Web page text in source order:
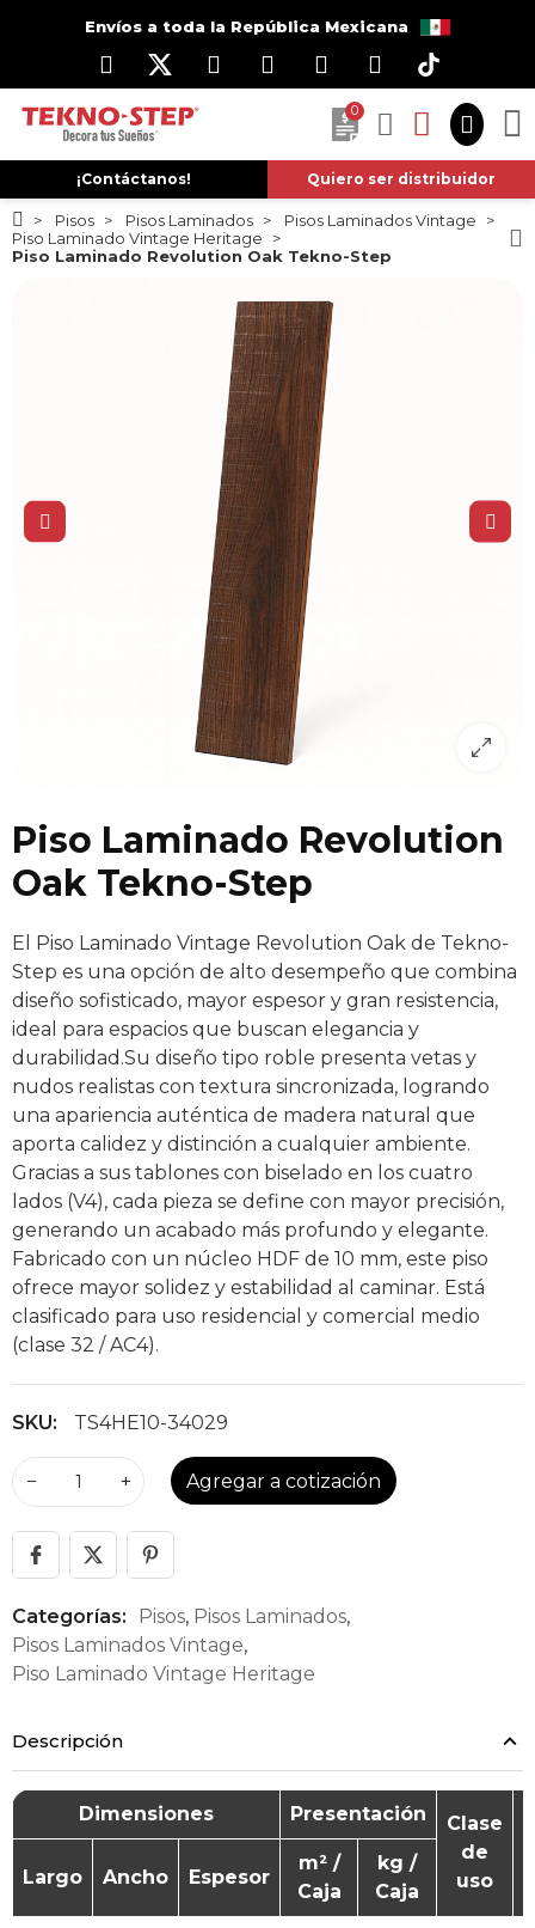
Envíos a toda la República Mexicana
0
¡Contáctanos! Quiero ser distribuidor
Pisos Pisos Laminados
Pisos Laminados Vintage
Piso Laminado Vintage Heritage
Piso Laminado Revolution Oak Tekno-Step
Piso Laminado Revolution
Oak Tekno-Step
El Piso Laminado Vintage Revolution Oak de Tekno-
Step es una opción de alto desempeño que combina
diseño sofisticado, mayor espesor y gran resistencia,
ideal para espacios que buscan elegancia y
durabilidad.Su diseño tipo roble presenta vetas y
nudos realistas con textura sincronizada, logrando
una apariencia auténtica de madera natural que
aporta calidez y distinción a cualquier ambiente.
Gracias a sus tablones con biselado en los cuatro
lados (V4), cada pieza se define con mayor precisión,
generando un acabado más profundo y elegante.
Fabricado con un núcleo HDF de 10 mm, este piso
ofrece mayor solidez y estabilidad al caminar. Está
clasificado para uso residencial y comercial medio
(clase 32 / AC4).
SKU: TS4HE10-34029
− + Agregar a cotización
Categorías: Pisos, Pisos Laminados,
Pisos Laminados Vintage,
Piso Laminado Vintage Heritage
Descripción
Dimensiones Presentación
Clase
de
uso
Largo
Ancho Espesor
m² /
Caja
kg /
Caja